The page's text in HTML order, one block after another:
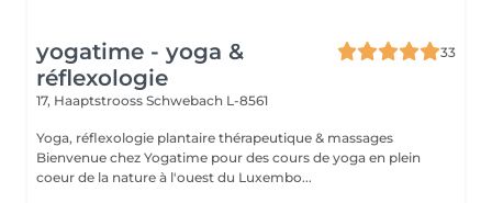
yogatime - yoga &
réflexologie
33
17, Haaptstrooss Schwebach L-8561
Yoga, réflexologie plantaire thérapeutique & massages
Bienvenue chez Yogatime pour des cours de yoga en plein
coeur de la nature à l'ouest du Luxembo...